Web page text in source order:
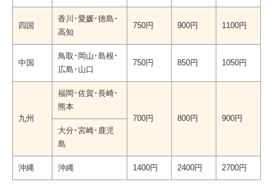
四国
香川･愛媛･徳島･
高知
750円 900円 1100円
中国
鳥取･岡山･島根･
広島･山口
750円 850円 1050円
九州
福岡･佐賀･長崎･
熊本
700円
800円
900円
大分･宮崎･鹿児
島
沖縄 沖縄 1400円 2400円 2700円